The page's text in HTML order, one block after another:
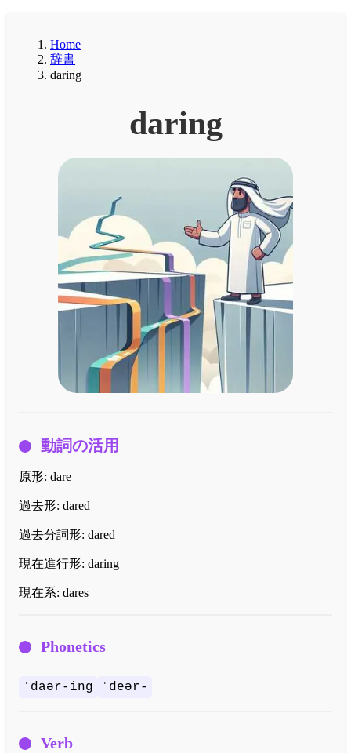
Home
辞書
daring
daring
動詞の活用
原形: dare
過去形: dared
過去分詞形: dared
現在進行形: daring
現在系: dares
Phonetics
ˈdaər-ing ˈdeər-
Verb